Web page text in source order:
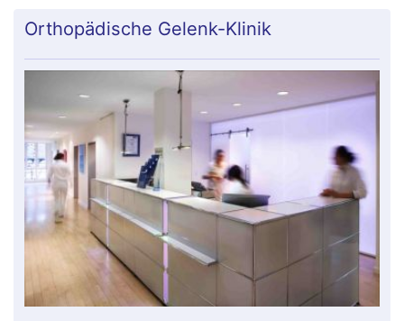
Orthopädische Gelenk-Klinik